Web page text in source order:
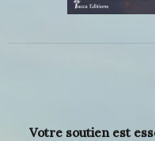
Votre soutien est